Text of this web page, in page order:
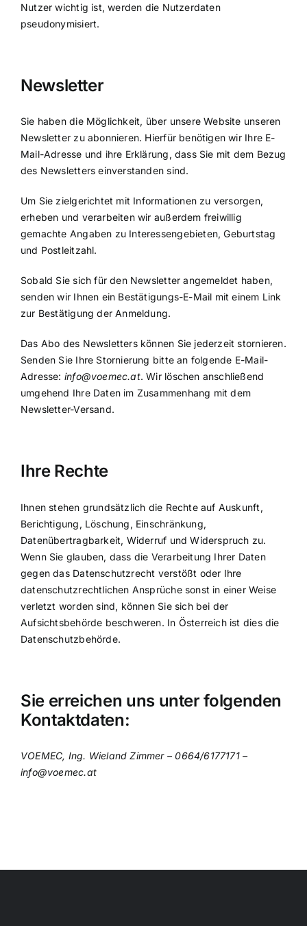
Nutzer wichtig ist, werden die Nutzerdaten
pseudonymisiert.
Newsletter
Sie haben die Möglichkeit, über unsere Website unseren
Newsletter zu abonnieren. Hierfür benötigen wir Ihre E-
Mail-Adresse und ihre Erklärung, dass Sie mit dem Bezug
des Newsletters einverstanden sind.
Um Sie zielgerichtet mit Informationen zu versorgen,
erheben und verarbeiten wir außerdem freiwillig
gemachte Angaben zu Interessengebieten, Geburtstag
und Postleitzahl.
Sobald Sie sich für den Newsletter angemeldet haben,
senden wir Ihnen ein Bestätigungs-E-Mail mit einem Link
zur Bestätigung der Anmeldung.
Das Abo des Newsletters können Sie jederzeit stornieren.
Senden Sie Ihre Stornierung bitte an folgende E-Mail-
Adresse: info@voemec.at. Wir löschen anschließend
umgehend Ihre Daten im Zusammenhang mit dem
Newsletter-Versand.
Ihre Rechte
Ihnen stehen grundsätzlich die Rechte auf Auskunft,
Berichtigung, Löschung, Einschränkung,
Datenübertragbarkeit, Widerruf und Widerspruch zu.
Wenn Sie glauben, dass die Verarbeitung Ihrer Daten
gegen das Datenschutzrecht verstößt oder Ihre
datenschutzrechtlichen Ansprüche sonst in einer Weise
verletzt worden sind, können Sie sich bei der
Aufsichtsbehörde beschweren. In Österreich ist dies die
Datenschutzbehörde.
Sie erreichen uns unter folgenden
Kontaktdaten:
VOEMEC, Ing. Wieland Zimmer – 0664/6177171 –
info@voemec.at